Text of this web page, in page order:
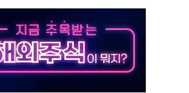
서 신경전 고조
"졸속 국정"
높은 물결
구 가동